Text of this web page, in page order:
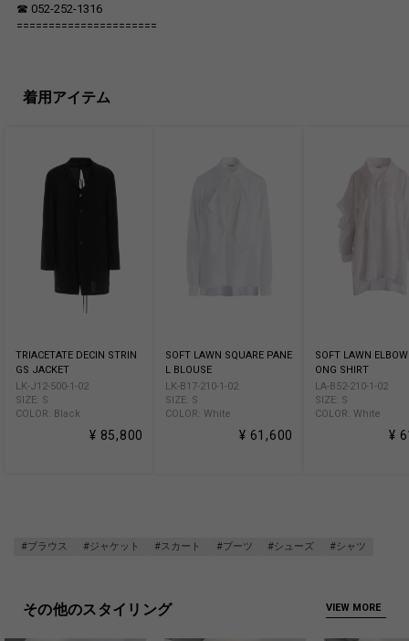
☎︎ 052-252-1316
======================
着用アイテム
TRIACETATE DECIN STRIN
GS JACKET
LK-J12-500-1-02
SIZE: S
COLOR: Black
¥ 85,800
SOFT LAWN SQUARE PANE
L BLOUSE
LK-B17-210-1-02
SIZE: S
COLOR: White
¥ 61,600
SOFT LAWN
ONG SHIRT
LA-B52-210-1-02
SIZE: S
COLOR: White
¥
#ブラウス #ジャケット #スカート #ブーツ #シューズ #シャツ
その他のスタイリング VIEW MORE